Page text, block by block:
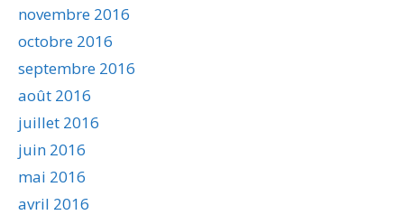
novembre 2016
octobre 2016
septembre 2016
août 2016
juillet 2016
juin 2016
mai 2016
avril 2016